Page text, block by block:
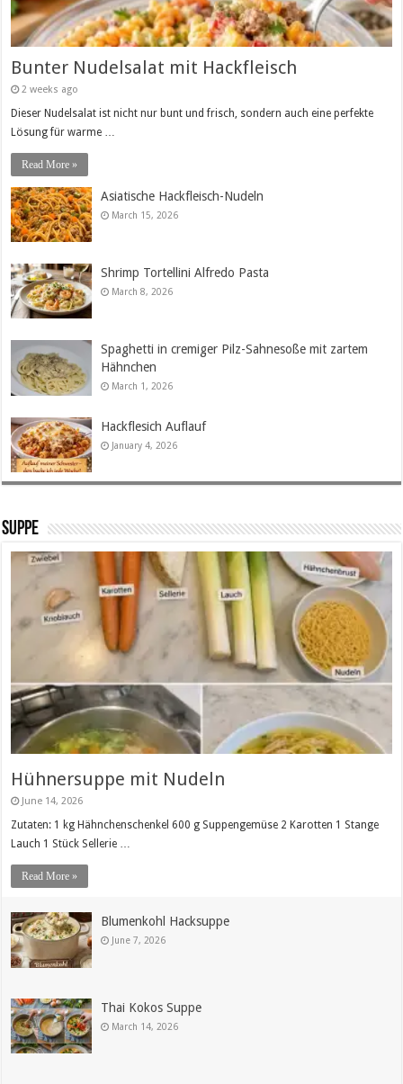
Bunter Nudelsalat mit Hackfleisch
2 weeks ago
Dieser Nudelsalat ist nicht nur bunt und frisch, sondern auch eine perfekte
Lösung für warme …
Read More »
Asiatische Hackfleisch-Nudeln
March 15, 2026
Shrimp Tortellini Alfredo Pasta
March 8, 2026
Spaghetti in cremiger Pilz-Sahnesoße mit zartem
Hähnchen
March 1, 2026
Hackflesich Auflauf
January 4, 2026
SUPPE
Hühnersuppe mit Nudeln
June 14, 2026
Zutaten: 1 kg Hähnchenschenkel 600 g Suppengemüse 2 Karotten 1 Stange
Lauch 1 Stück Sellerie …
Read More »
Blumenkohl Hacksuppe
June 7, 2026
Thai Kokos Suppe
March 14, 2026